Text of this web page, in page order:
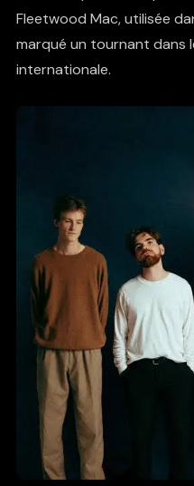
Fleetwood Mac, utilisée
marqué un tournant dans
internationale.